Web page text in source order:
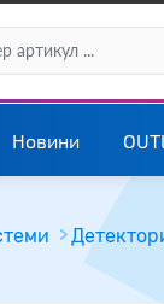
Новини